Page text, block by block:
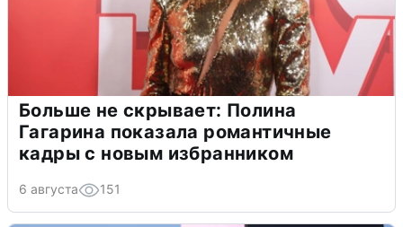
Больше не скрывает: Полина
Гагарина показала романтичные
кадры с новым избранником
6 августа 151